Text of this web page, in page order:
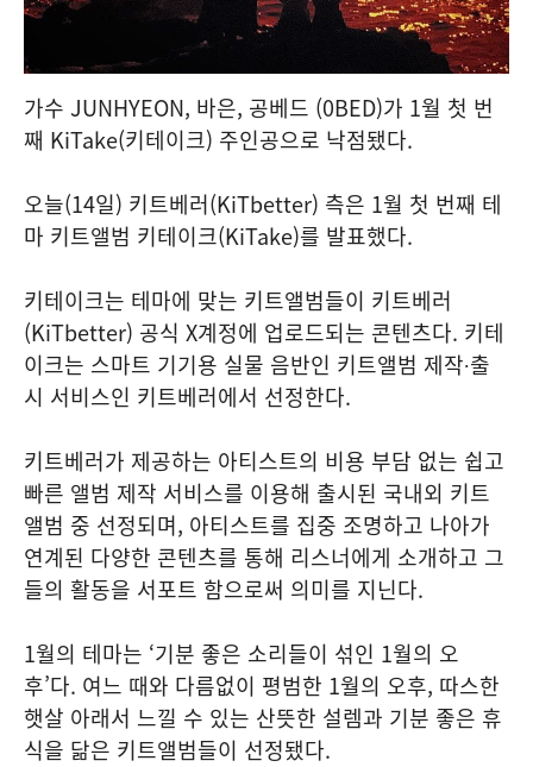
가수 JUNHYEON, 바은, 공베드 (0BED)가 1월 첫 번
째 KiTake(키테이크) 주인공으로 낙점됐다.
오늘(14일) 키트베러(KiTbetter) 측은 1월 첫 번째 테
마 키트앨범 키테이크(KiTake)를 발표했다.
키테이크는 테마에 맞는 키트앨범들이 키트베러
(KiTbetter) 공식 X계정에 업로드되는 콘텐츠다. 키테
이크는 스마트 기기용 실물 음반인 키트앨범 제작∙출
시 서비스인 키트베러에서 선정한다.
키트베러가 제공하는 아티스트의 비용 부담 없는 쉽고
빠른 앨범 제작 서비스를 이용해 출시된 국내외 키트
앨범 중 선정되며, 아티스트를 집중 조명하고 나아가
연계된 다양한 콘텐츠를 통해 리스너에게 소개하고 그
들의 활동을 서포트 함으로써 의미를 지닌다.
1월의 테마는 ‘기분 좋은 소리들이 섞인 1월의 오
후’다. 여느 때와 다름없이 평범한 1월의 오후, 따스한
햇살 아래서 느낄 수 있는 산뜻한 설렘과 기분 좋은 휴
식을 닮은 키트앨범들이 선정됐다.